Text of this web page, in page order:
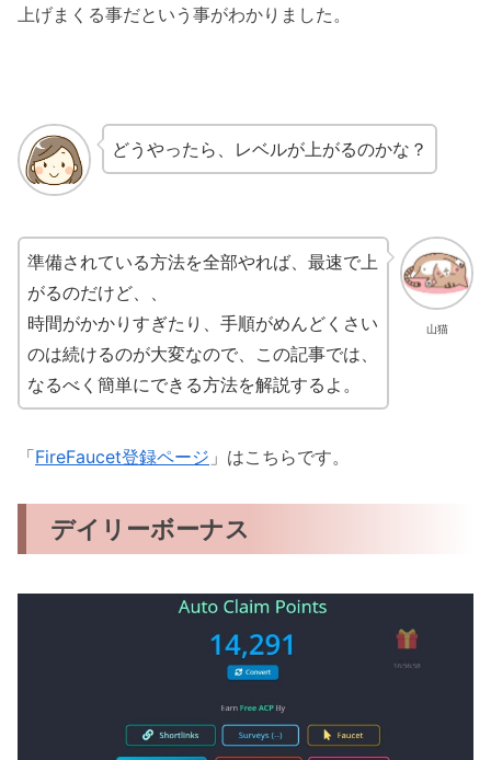
上げまくる事だという事がわかりました。
どうやったら、レベルが上がるのかな？
山猫
準備されている方法を全部やれば、最速で上
がるのだけど、、
時間がかかりすぎたり、手順がめんどくさい
のは続けるのが大変なので、この記事では、
なるべく簡単にできる方法を解説するよ。
「FireFaucet登録ページ 」はこちらです。
デイリーボーナス